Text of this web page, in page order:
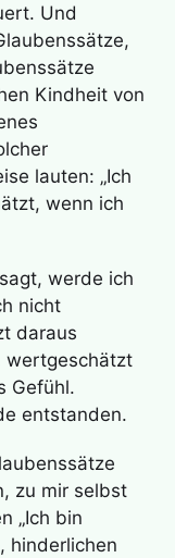
Und
Kindheit von
lauten: „Ich
wenn ich
werde ich
nicht
daraus
wertgeschätzt
Gefühl.
entstanden.
zu mir selbst
„Ich bin
hinderlichen